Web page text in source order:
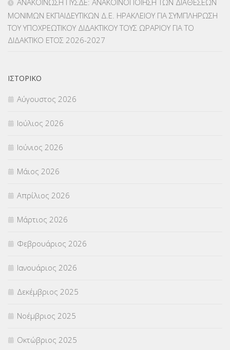
ΜΕΤΑΦΟΡΑ ΜΑΘΗΤΩΝ(3)
ΝΟΜΟΘΕΣΙΑ(66)
ΑΝΑΚΟΙΝΩΣΗ ΠΥΣΔΕ: ΑΝΑΚΟΙΝΟΠΟΙΗΣΗ ΤΩΝ ΔΙΑΘΕΣΕΩΝ
ΜΟΝΙΜΩΝ ΕΚΠΑΙΔΕΥΤΙΚΩΝ Δ.Ε. ΗΡΑΚΛΕΙΟΥ ΓΙΑ ΣΥΜΠΛΗΡΩΣΗ
ΤΟΥ ΥΠΟΧΡΕΩΤΙΚΟΥ ΔΙΔΑΚΤΙΚΟΥ ΤΟΥΣ ΩΡΑΡΙΟΥ ΓΙΑ ΤΟ
ΔΙΔΑΚΤΙΚΟ ΕΤΟΣ 2026-2027
ΙΣΤΟΡΙΚΌ
Αύγουστος 2026
Ιούλιος 2026
Ιούνιος 2026
Μάιος 2026
Απρίλιος 2026
Μάρτιος 2026
Φεβρουάριος 2026
Ιανουάριος 2026
Δεκέμβριος 2025
Νοέμβριος 2025
Οκτώβριος 2025